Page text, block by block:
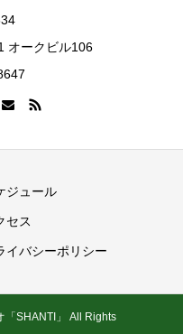
オークビル106
ジュール
セス
イバシーポリシー
「SHANTI」 All Rights